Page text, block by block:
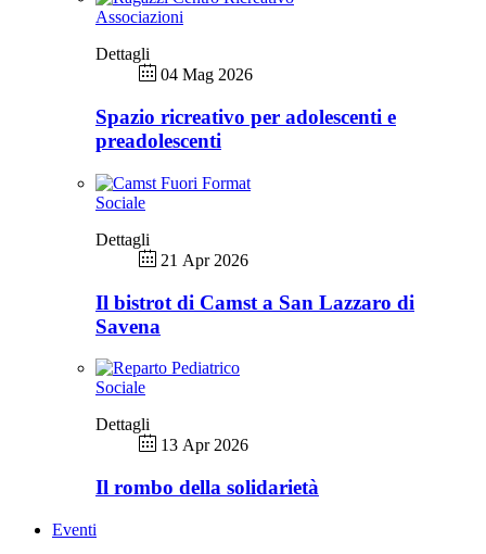
Associazioni
Dettagli
04 Mag 2026
Spazio ricreativo per adolescenti e
preadolescenti
Sociale
Dettagli
21 Apr 2026
Il bistrot di Camst a San Lazzaro di
Savena
Sociale
Dettagli
13 Apr 2026
Il rombo della solidarietà
Eventi